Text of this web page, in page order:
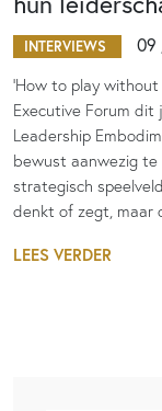
INTERVIEWS 09
‘How to play
Executive Forum dit
Leadership
bewust aanwezig
strategisch
denkt of zegt, maar
LEES VERDER